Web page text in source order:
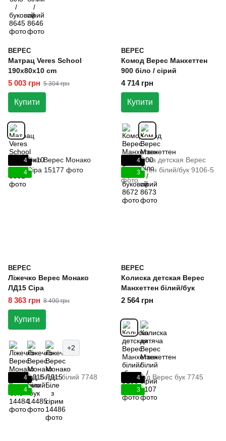
ВЕРЕС
Матрац Veres School
190x80x10 cm
5 003 грн 5 304 грн
Купити
ВЕРЕС
Комод Верес Манхеттен
900 біло / сірий
4 714 грн
Купити
4
4
ВЕРЕС
Ліжечко Верес Монако
ЛД15 Сіра
8 363 грн 8 490 грн
Купити
+2
4
3
ВЕРЕС
Колиска детская Верес
Манхеттен білий/бук
2 564 грн
4
4
4
3